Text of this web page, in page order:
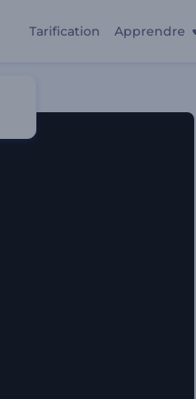
Tarification Apprendre